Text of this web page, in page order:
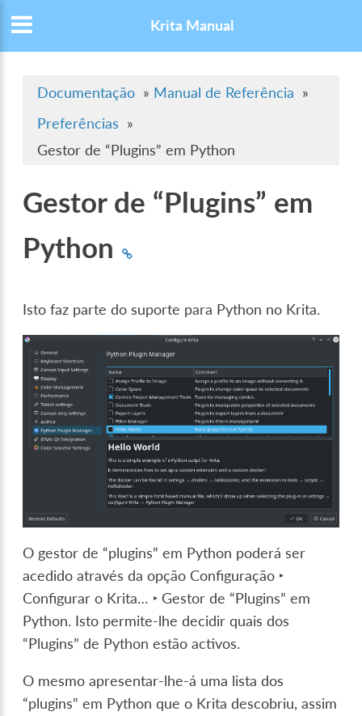
Krita Manual
Documentação » Manual de Referência »
Preferências »
Gestor de “Plugins” em Python
Gestor de “Plugins” em
Python
Isto faz parte do suporte para Python no Krita.
O gestor de “plugins” em Python poderá ser
acedido através da opção Configuração ‣
Configurar o Krita… ‣ Gestor de “Plugins” em
Python. Isto permite-lhe decidir quais dos
“Plugins” de Python estão activos.
O mesmo apresentar-lhe-á uma lista dos
“plugins” em Python que o Krita descobriu, assim